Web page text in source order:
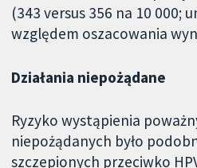
(343 versus 356 na 10 000;
względem oszacowania
Działania niepożądane
Ryzyko wystąpienia
niepożądanych było
szczepionych przeciwko